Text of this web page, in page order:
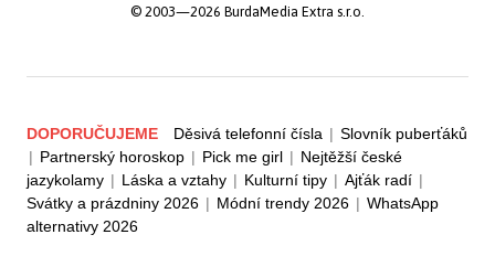
© 2003—2026 BurdaMedia Extra s.r.o.
DOPORUČUJEME Děsivá telefonní čísla | Slovník puberťáků
| Partnerský horoskop | Pick me girl | Nejtěžší české
jazykolamy | Láska a vztahy | Kulturní tipy | Ajťák radí |
Svátky a prázdniny 2026 | Módní trendy 2026 | WhatsApp
alternativy 2026